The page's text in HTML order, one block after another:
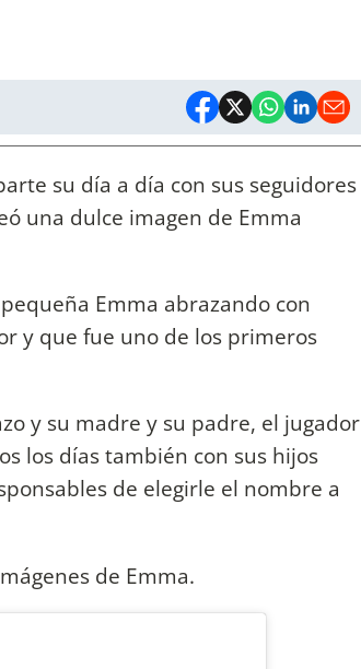
su día a día con sus seguidores
una dulce imagen de Emma
Emma abrazando con
y que fue uno de los primeros
y su madre y su padre, el jugador
los días también con sus hijos
de elegirle el nombre a
de Emma.